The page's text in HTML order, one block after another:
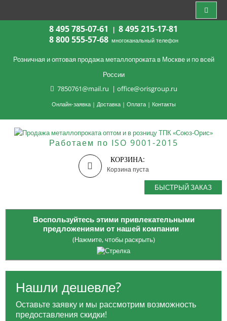
8 495 785-07-61 | 8 495 215-17-81
8 800 555-57-68 многоканальный телефон
Розничная и оптовая продажа металлопроката в Москве и по всей
России
7850761@mail.ru | office@orisgroup.ru
Онлайн-заявка| Доставка| Оплата| Контакты
Работаем по ISO 9001-2015
КОРЗИНА:
Корзина пуста
БЫСТРЫЙ ЗАКАЗ
Воспользуйтесь этими привлекательными
предложениями от нашей компании
(Нажмите, чтобы раскрыть)
Опция приобретенияЗАГОТОВОК: платите только за
Для жителей Москвы:
ТТК для заказов от 100 тысяч рублей.
Нашли дешевле?
Оставьте заявку и мы рассмотрим возможность
предоставления скидки!